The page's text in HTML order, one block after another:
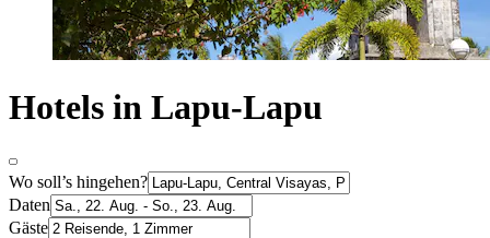
Hotels in Lapu-Lapu
Wo soll’s hingehen?
Daten
Gäste